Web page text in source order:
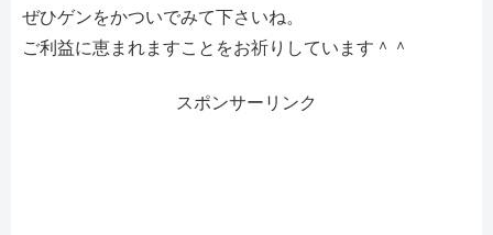
ぜひゲンをかついでみて下さいね。
ご利益に恵まれますことをお祈りしています＾＾
スポンサーリンク